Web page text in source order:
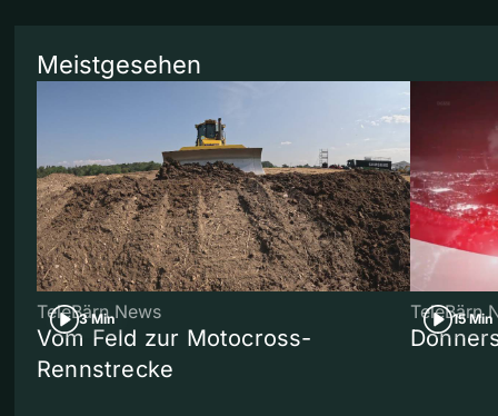
Meistgesehen
3 Min
TeleBärn News
Vom Feld zur Motocross-
Rennstrecke
15 Min
TeleBärn